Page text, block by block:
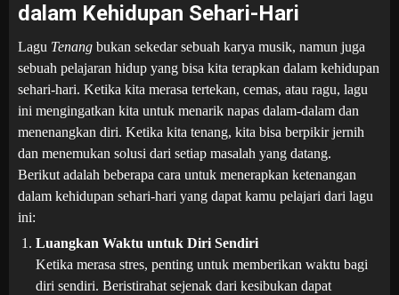
dalam Kehidupan Sehari-Hari
Lagu Tenang bukan sekedar sebuah karya musik, namun juga
sebuah pelajaran hidup yang bisa kita terapkan dalam kehidupan
sehari-hari. Ketika kita merasa tertekan, cemas, atau ragu, lagu
ini mengingatkan kita untuk menarik napas dalam-dalam dan
menenangkan diri. Ketika kita tenang, kita bisa berpikir jernih
dan menemukan solusi dari setiap masalah yang datang.
Berikut adalah beberapa cara untuk menerapkan ketenangan
dalam kehidupan sehari-hari yang dapat kamu pelajari dari lagu
ini:
Luangkan Waktu untuk Diri Sendiri
Ketika merasa stres, penting untuk memberikan waktu bagi
diri sendiri. Beristirahat sejenak dari kesibukan dapat